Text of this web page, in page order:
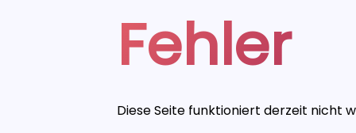
Fehler
Diese Seite funktioniert derzeit nicht